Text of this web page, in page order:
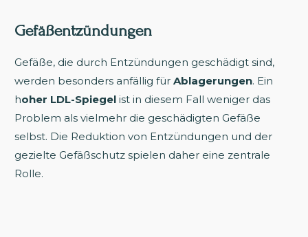
Gefäßentzündungen
Gefäße, die durch Entzündungen geschädigt sind,
werden besonders anfällig für Ablagerungen. Ein
hoher LDL-Spiegel ist in diesem Fall weniger das
Problem als vielmehr die geschädigten Gefäße
selbst. Die Reduktion von Entzündungen und der
gezielte Gefäßschutz spielen daher eine zentrale
Rolle.